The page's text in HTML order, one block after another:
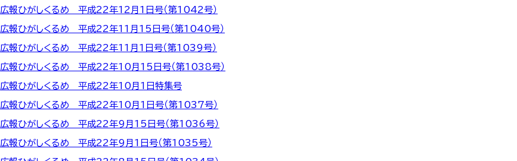
広報ひがしくるめ 平成22年12月1日号（第1042号）
広報ひがしくるめ 平成22年11月15日号（第1040号）
広報ひがしくるめ 平成22年11月1日号（第1039号）
広報ひがしくるめ 平成22年10月15日号（第1038号）
広報ひがしくるめ 平成22年10月1日特集号
広報ひがしくるめ 平成22年10月1日号（第1037号）
広報ひがしくるめ 平成22年9月15日号（第1036号）
広報ひがしくるめ 平成22年9月1日号（第1035号）